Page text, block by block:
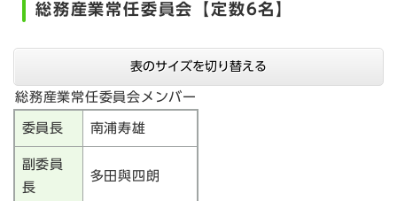
総務産業常任委員会【定数6名】
表のサイズを切り替える
総務産業常任委員会メンバー
委員長 南浦寿雄
副委員
長
多田與四朗